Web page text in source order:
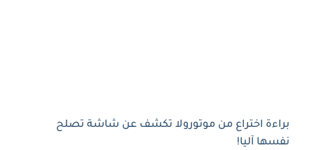
براءة اختراع من موتورولا تكشف عن شاشة تصلح
نفسها آليا!